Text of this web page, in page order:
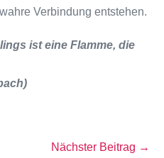
Verbindung entstehen.
ist eine Flamme, die
Nächster Beitrag →